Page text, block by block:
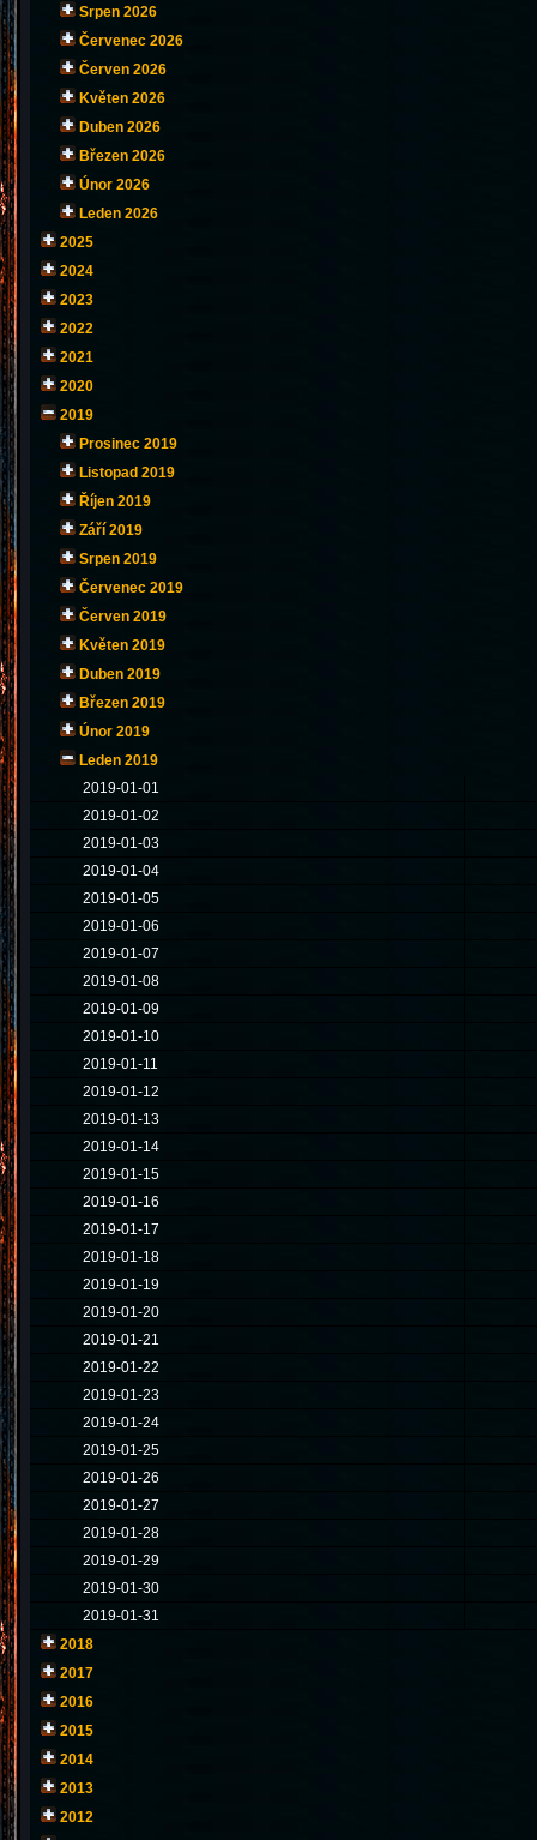
Srpen 2026
Červenec 2026
Červen 2026
Květen 2026
Duben 2026
Březen 2026
Únor 2026
Leden 2026
2025
2024
2023
2022
2021
2020
2019
Prosinec 2019
Listopad 2019
Říjen 2019
Září 2019
Srpen 2019
Červenec 2019
Červen 2019
Květen 2019
Duben 2019
Březen 2019
Únor 2019
Leden 2019
2019-01-01
2019-01-02
2019-01-03
2019-01-04
2019-01-05
2019-01-06
2019-01-07
2019-01-08
2019-01-09
2019-01-10
2019-01-11
2019-01-12
2019-01-13
2019-01-14
2019-01-15
2019-01-16
2019-01-17
2019-01-18
2019-01-19
2019-01-20
2019-01-21
2019-01-22
2019-01-23
2019-01-24
2019-01-25
2019-01-26
2019-01-27
2019-01-28
2019-01-29
2019-01-30
2019-01-31
2018
2017
2016
2015
2014
2013
2012